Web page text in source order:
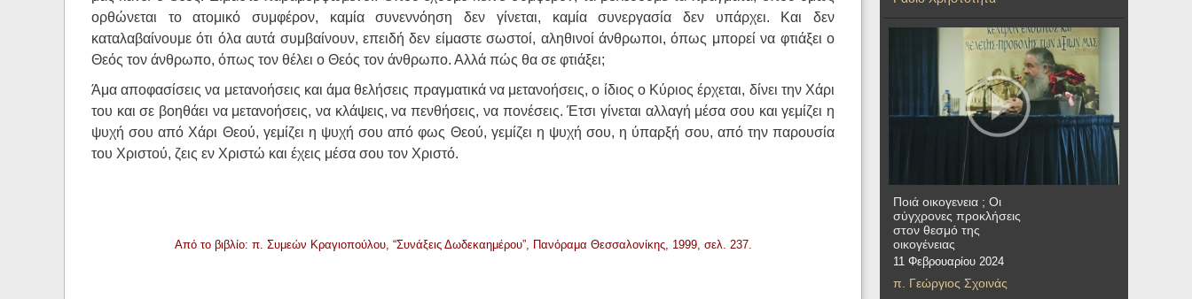
ορθώνεται το ατομικό συμφέρον, καμία συνεννόηση δεν γίνεται, καμία συνεργασία δεν υπάρχει. Και δεν
καταλαβαίνουμε ότι όλα αυτά συμβαίνουν, επειδή δεν είμαστε σωστοί, αληθινοί άνθρωποι, όπως μπορεί να φτιάξει ο
Θεός τον άνθρωπο, όπως τον θέλει ο Θεός τον άνθρωπο. Αλλά πώς θα σε φτιάξει;
Άμα αποφασίσεις να μετανοήσεις και άμα θελήσεις πραγματικά να μετανοήσεις, ο ίδιος ο Κύριος έρχεται, δίνει την Χάρι
του και σε βοηθάει να μετανοήσεις, να κλάψεις, να πενθήσεις, να πονέσεις. Έτσι γίνεται αλλαγή μέσα σου και γεμίζει η
ψυχή σου από Χάρι Θεού, γεμίζει η ψυχή σου από φως Θεού, γεμίζει η ψυχή σου, η ύπαρξή σου, από την παρουσία
του Χριστού, ζεις εν Χριστώ και έχεις μέσα σου τον Χριστό.
Από το βιβλίο: π. Συμεών Κραγιοπούλου, “Συνάξεις Δωδεκαημέρου”, Πανόραμα Θεσσαλονίκης, 1999, σελ. 237.
Ποιά οικογενεια ; Οι
σύγχρονες προκλήσεις
στον θεσμό της
οικογένειας
11 Φεβρουαρίου 2024
π. Γεώργιος Σχοινάς